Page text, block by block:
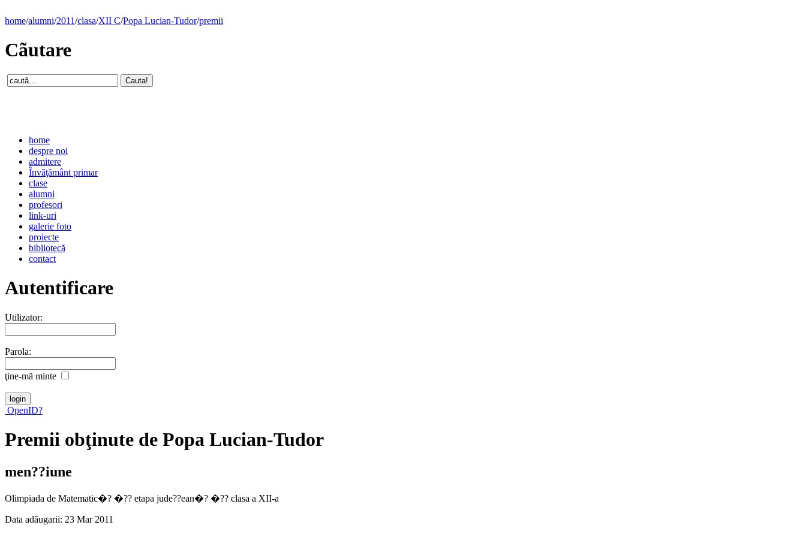
home/alumni/2011/clasa/XII C/Popa Lucian-Tudor/premii
Cãutare
home
despre noi
admitere
Învăţământ primar
clase
alumni
profesori
link-uri
galerie foto
proiecte
bibliotecă
contact
Autentificare
Utilizator:
Parola:
ţine-mã minte
OpenID?
Premii obţinute de Popa Lucian-Tudor
men??iune
Olimpiada de Matematic�? �?? etapa jude??ean�? �?? clasa a XII-a
Data adãugarii: 23 Mar 2011